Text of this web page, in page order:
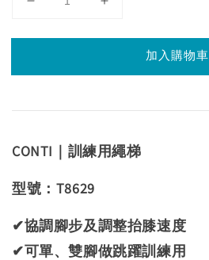
加入購物車
CONTI｜訓練用繩梯
型號：T8629
✔協調腳步及調整抬膝速度
✔可單、雙腳做跳躍訓練用